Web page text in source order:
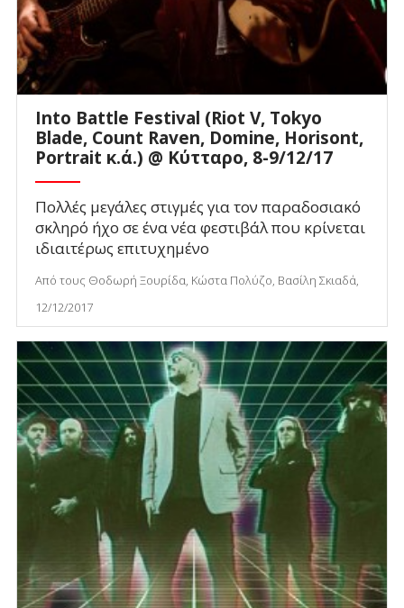
Into Battle Festival (Riot V, Tokyo
Blade, Count Raven, Domine, Horisont,
Portrait κ.ά.) @ Κύτταρο, 8-9/12/17
Πολλές μεγάλες στιγμές για τον παραδοσιακό
σκληρό ήχο σε ένα νέα φεστιβάλ που κρίνεται
ιδιαιτέρως επιτυχημένo
Από τους Θοδωρή Ξουρίδα, Κώστα Πολύζο, Βασίλη Σκιαδά,
12/12/2017